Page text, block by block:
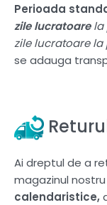
Perioada
zile lucratoarela
zile lucratoare la
se adauga
Ai dreptul de a
magazinul
calendaristice,